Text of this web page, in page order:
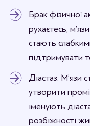
Брак фізичної
рухаєтесь,
стають
підтримувати
Діастаз. М’язи
утворити
іменують
розбіжності